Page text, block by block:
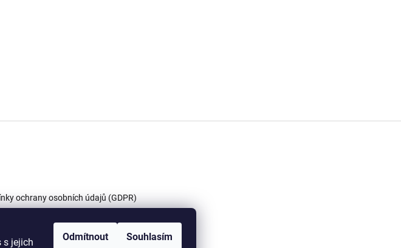
s jejich
Odmítnout Souhlasím
ochrany osobních údajů (GDPR)